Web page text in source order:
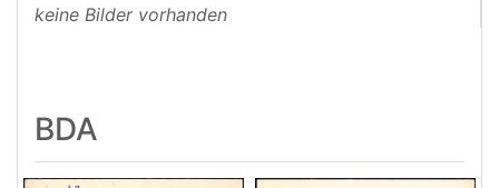
keine Bilder vorhanden
BDA